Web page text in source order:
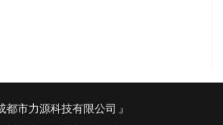
都市力源科技有限公司